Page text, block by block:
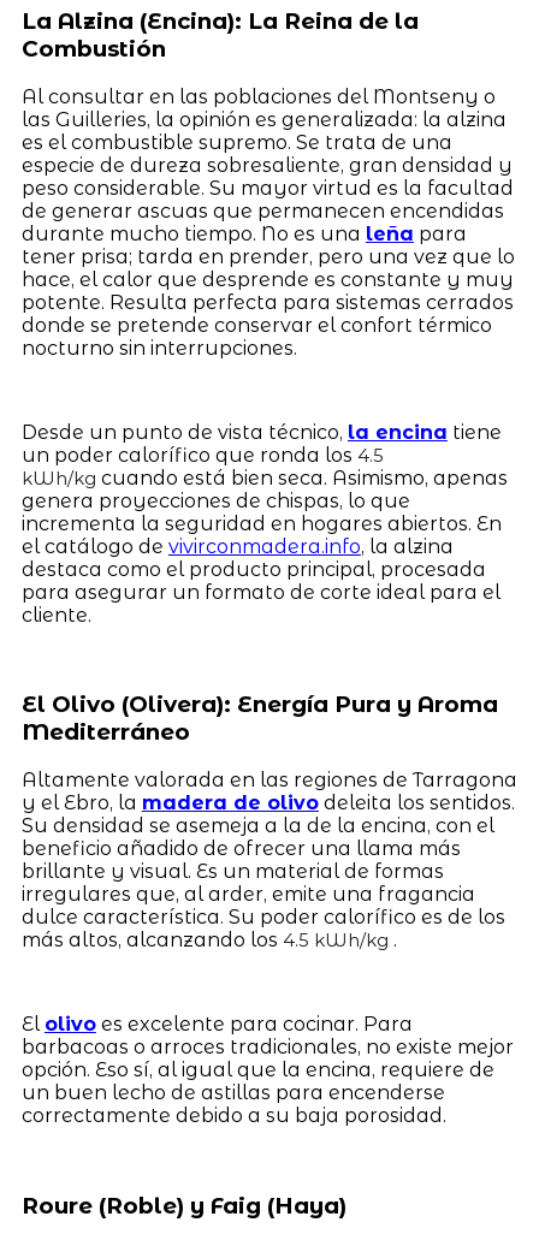
La Alzina (Encina): La Reina de la
Combustión
Al consultar en las poblaciones del Montseny o
las Guilleries, la opinión es generalizada: la alzina
es el combustible supremo. Se trata de una
especie de dureza sobresaliente, gran densidad y
peso considerable. Su mayor virtud es la facultad
de generar ascuas que permanecen encendidas
durante mucho tiempo. No es una leña para
tener prisa; tarda en prender, pero una vez que lo
hace, el calor que desprende es constante y muy
potente. Resulta perfecta para sistemas cerrados
donde se pretende conservar el confort térmico
nocturno sin interrupciones.
Desde un punto de vista técnico, la encina tiene
un poder calorífico que ronda los 4.5
kWh/kg cuando está bien seca. Asimismo, apenas
genera proyecciones de chispas, lo que
incrementa la seguridad en hogares abiertos. En
el catálogo de vivirconmadera.info, la alzina
destaca como el producto principal, procesada
para asegurar un formato de corte ideal para el
cliente.
El Olivo (Olivera): Energía Pura y Aroma
Mediterráneo
Altamente valorada en las regiones de Tarragona
y el Ebro, la madera de olivodeleita los sentidos.
Su densidad se asemeja a la de la encina, con el
beneficio añadido de ofrecer una llama más
brillante y visual. Es un material de formas
irregulares que, al arder, emite una fragancia
dulce característica. Su poder calorífico es de los
más altos, alcanzando los 4.5 kWh/kg .
El olivoes excelente para cocinar. Para
barbacoas o arroces tradicionales, no existe mejor
opción. Eso sí, al igual que la encina, requiere de
un buen lecho de astillas para encenderse
correctamente debido a su baja porosidad.
Roure (Roble) y Faig (Haya)